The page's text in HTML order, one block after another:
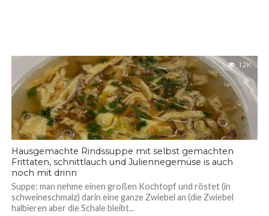
1.2K
Hausgemachte Rindssuppe mit selbst gemachten
Frittaten, schnittlauch und Juliennegemüse is auch
noch mit drinn
Suppe: man nehme einen großen Kochtopf und röstet (in
schweineschmalz) darin eine ganze Zwiebel an (die Zwiebel
halbieren aber die Schale bleibt...